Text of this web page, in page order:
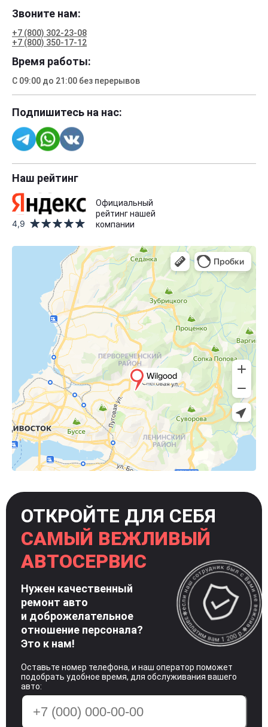
Звоните нам:
+7 (800) 302-23-08
+7 (800) 350-17-12
Время работы:
С 09:00 до 21:00 без перерывов
Подпишитесь на нас:
Наш рейтинг
4,9
Официальный
рейтинг нашей
компании
ОТКРОЙТЕ ДЛЯ СЕБЯ
САМЫЙ ВЕЖЛИВЫЙ
АВТОСЕРВИС
Нужен качественный
ремонт авто
и доброжелательное
отношение персонала?
Это к нам!
Оставьте номер телефона, и наш оператор поможет
подобрать удобное время, для обслуживания вашего
авто: